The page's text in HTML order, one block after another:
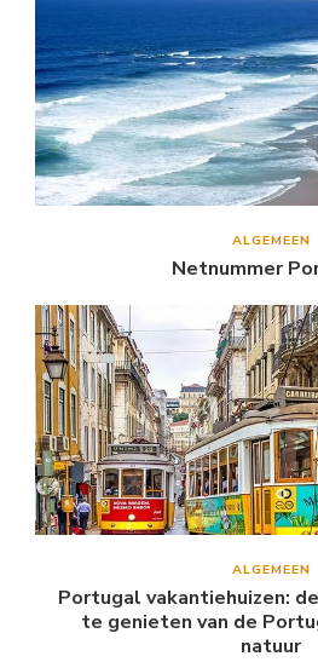
ALGEMEEN
Netnummer
ALGEMEEN
Portugal vakantiehuizen:
te genieten van de
natuur